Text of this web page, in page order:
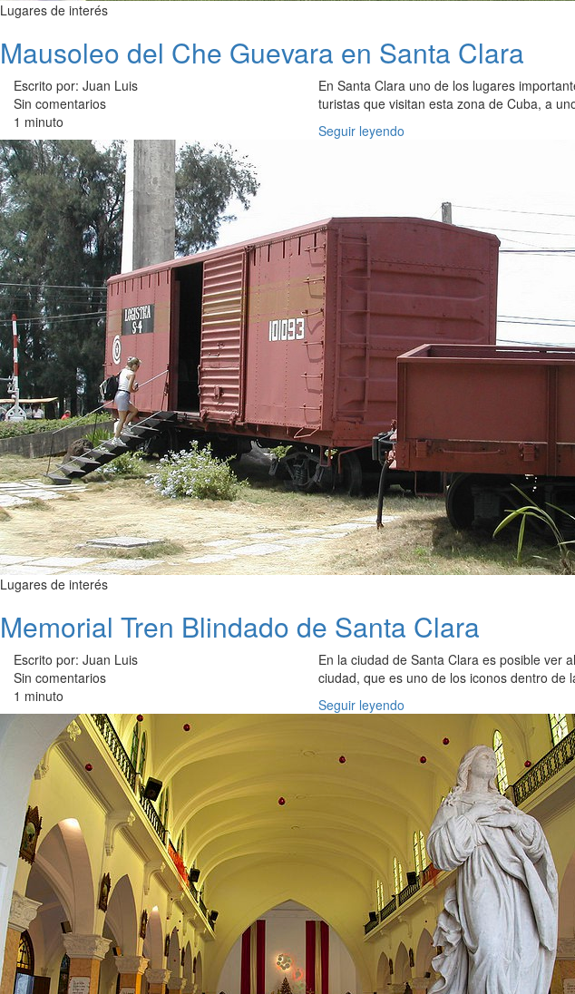
Lugares de interés
Mausoleo del Che Guevara en Santa Clara
Escrito por: Juan Luis
Sin comentarios
1 minuto
En Santa Clara uno de los lugares
turistas que visitan esta zona de Cuba, a
Seguir leyendo
Lugares de interés
Memorial Tren Blindado de Santa Clara
Escrito por: Juan Luis
Sin comentarios
1 minuto
En la ciudad de Santa Clara es posible ver
ciudad, que es uno de los iconos dentro de
Seguir leyendo